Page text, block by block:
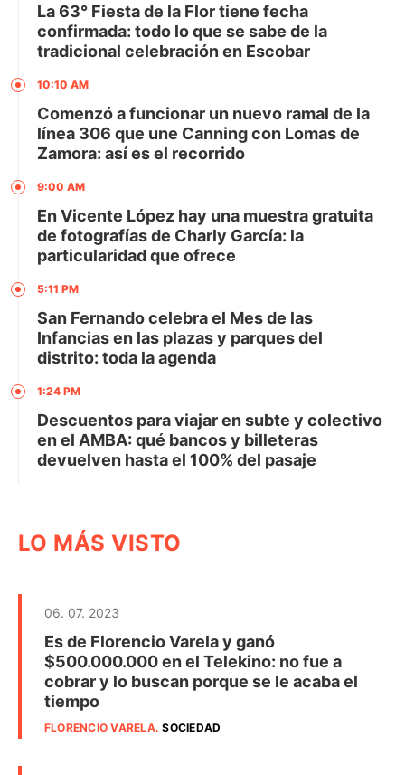
La 63° Fiesta de la Flor tiene fecha
confirmada: todo lo que se sabe de la
tradicional celebración en Escobar
10:10 AM
Comenzó a funcionar un nuevo ramal de la
línea 306 que une Canning con Lomas de
Zamora: así es el recorrido
9:00 AM
En Vicente López hay una muestra gratuita
de fotografías de Charly García: la
particularidad que ofrece
5:11 PM
San Fernando celebra el Mes de las
Infancias en las plazas y parques del
distrito: toda la agenda
1:24 PM
Descuentos para viajar en subte y colectivo
en el AMBA: qué bancos y billeteras
devuelven hasta el 100% del pasaje
LO MÁS VISTO
06. 07. 2023
Es de Florencio Varela y ganó
$500.000.000 en el Telekino: no fue a
cobrar y lo buscan porque se le acaba el
tiempo
FLORENCIO VARELA.SOCIEDAD